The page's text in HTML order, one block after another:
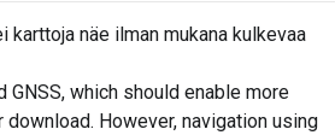
kautta Bluetooth-yhteydellä eli
näe ilman mukana kulkevaa
which should enable more
However, navigation using